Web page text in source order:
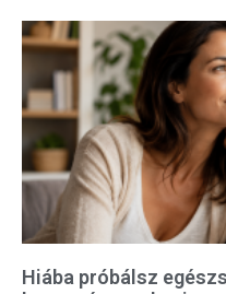
Hiába próbálsz